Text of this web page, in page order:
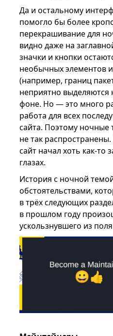
Да и остальному
помогло бы более
перекрашивание для
видно даже на
значки и кнопки
необычных элементов
(например, границ
неприятно
фоне. Но — это много
работа для всех
сайта. Поэтому ночные
не так
сайт начал хоть как-то
глазах.
История с ночной
обстоятельствами,
в трёх следующих
в прошлом году
ускользнувшего из